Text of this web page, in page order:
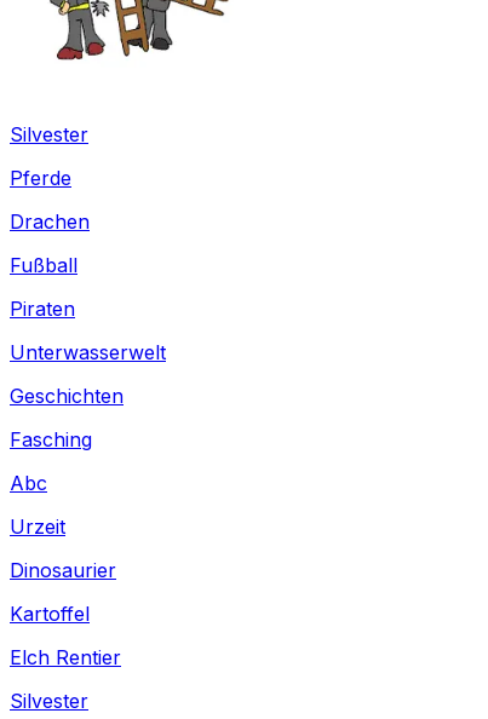
Silvester
Pferde
Drachen
Fußball
Piraten
Unterwasserwelt
Geschichten
Fasching
Abc
Urzeit
Dinosaurier
Kartoffel
Elch Rentier
Silvester